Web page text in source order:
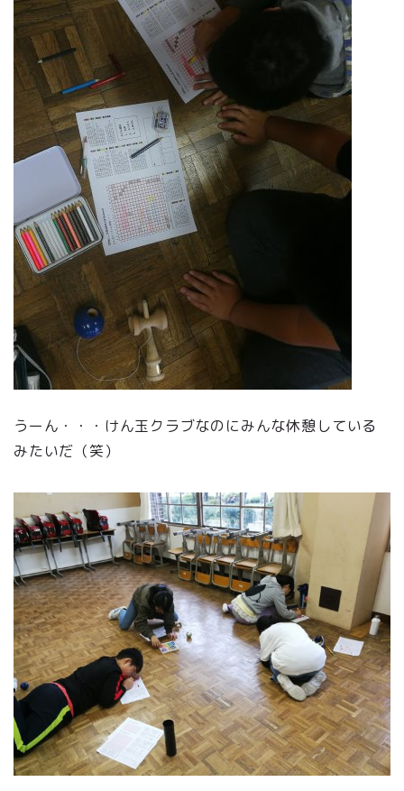
うーん・・・けん玉クラブなのにみんな休憩している
みたいだ（笑）